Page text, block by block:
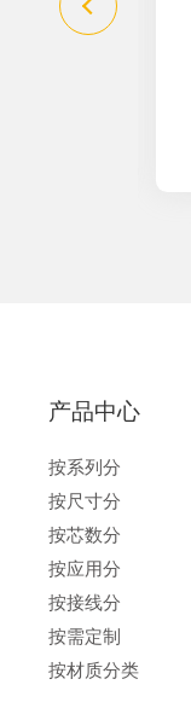
产品中心
按系列分
按尺寸分
按芯数分
按应用分
按接线分
按需定制
按材质分类